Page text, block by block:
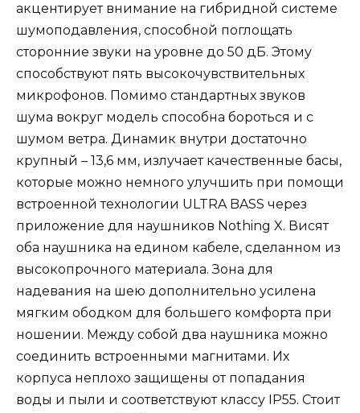
акцентирует внимание на гибридной системе
шумоподавления, способной поглощать
сторонние звуки на уровне до 50 дБ. Этому
способствуют пять высокочувствительных
микрофонов. Помимо стандартных звуков
шума вокруг модель способна бороться и с
шумом ветра. Динамик внутри достаточно
крупный – 13,6 мм, излучает качественные басы,
которые можно немного улучшить при помощи
встроенной технологии ULTRA BASS через
приложение для наушников Nothing X. Висят
оба наушника на едином кабеле, сделанном из
высокопрочного материала. Зона для
надевания на шею дополнительно усилена
мягким ободком для большего комфорта при
ношении. Между собой два наушника можно
соединить встроенными магнитами. Их
корпуса неплохо защищены от попадания
воды и пыли и соответствуют классу IP55. Стоит